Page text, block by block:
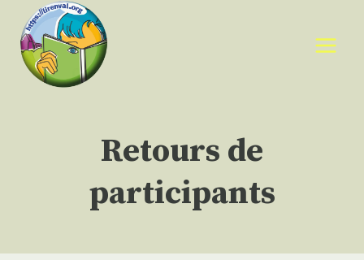
contenu
Retours de
participants